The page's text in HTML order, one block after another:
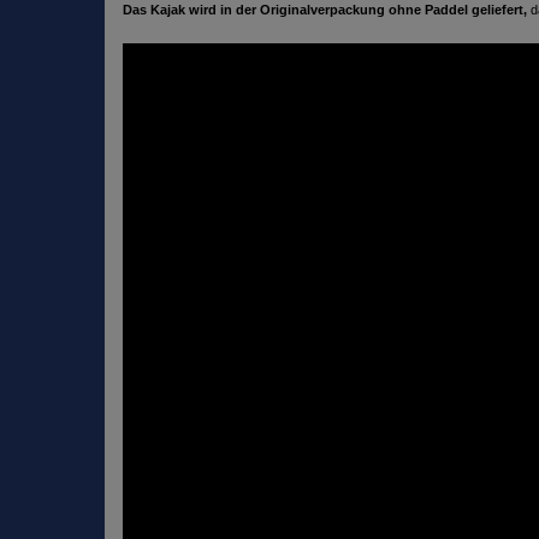
Das Kajak wird in der Originalverpackung ohne Paddel geliefert,